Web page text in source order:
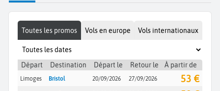
Toutes les promos Vols en europe Vols internationaux
Départ Destination Départ le Retour le À partir de
Limoges Bristol 20/09/2026 27/09/2026 53 €